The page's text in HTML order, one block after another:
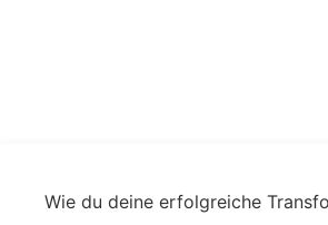
Wie du deine erfolgreiche